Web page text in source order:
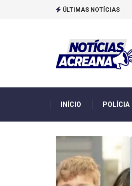
ÚLTIMAS NOTÍCIAS
INÍCIO POLÍCIA